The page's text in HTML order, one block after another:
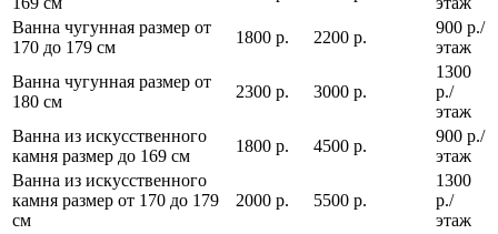
Ванна чугунная размер от
170 до 179 см
1800 р. 2200 р.
900 р./
этаж
Ванна чугунная размер от
180 см
2300 р. 3000 р.
1300
р./
этаж
Ванна из искусственного
камня размер до 169 см
1800 р. 4500 р.
900 р./
этаж
Ванна из искусственного
камня размер от 170 до 179
см
2000 р. 5500 р.
1300
р./
этаж